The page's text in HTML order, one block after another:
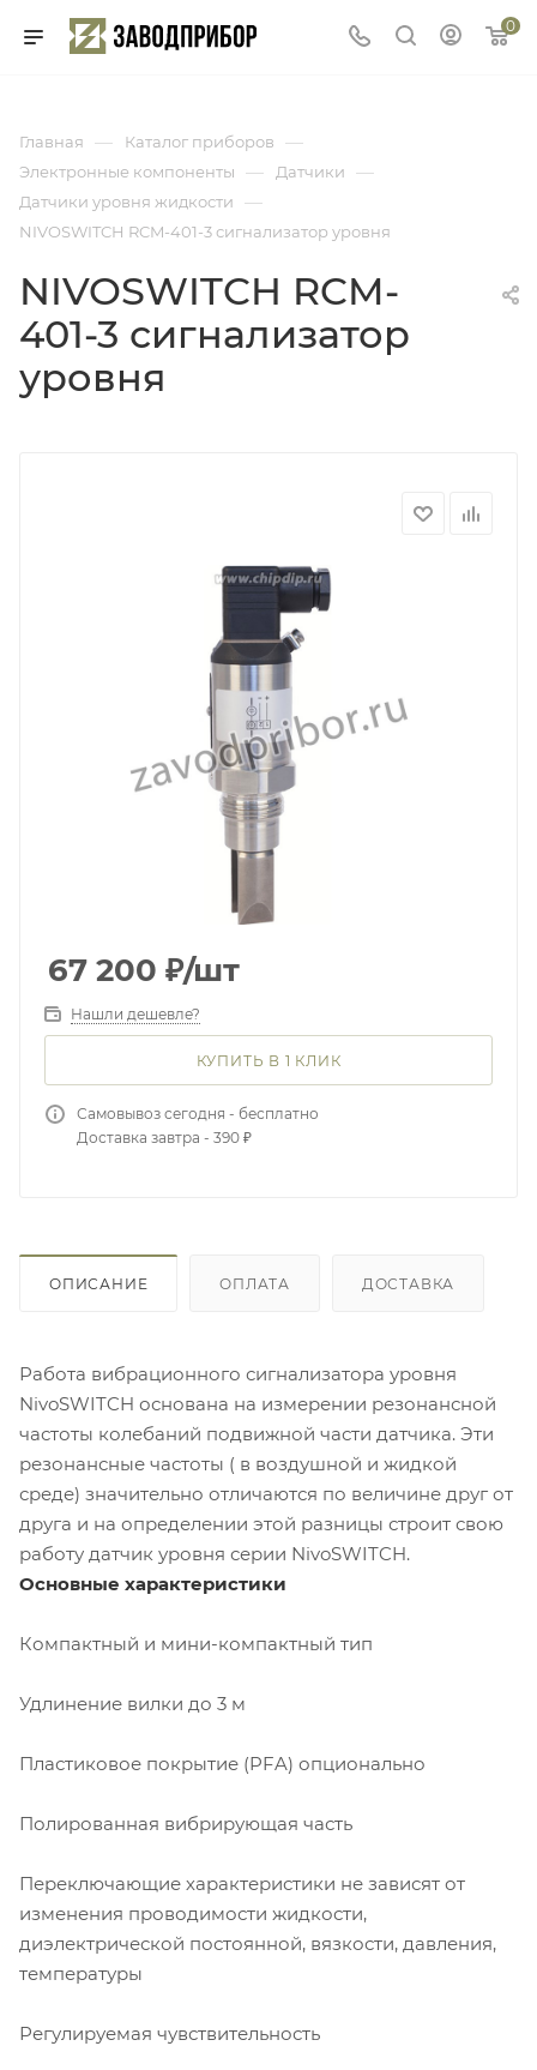
0
Главная — Каталог приборов —
Электронные компоненты — Датчики —
Датчики уровня жидкости —
NIVOSWITCH RCM-401-3 сигнализатор уровня
NIVOSWITCH RCM-
401-3 сигнализатор
уровня
67 200 ₽/шт
Нашли дешевле?
КУПИТЬ В 1 КЛИК
Самовывоз сегодня - бесплатно
Доставка завтра - 390 ₽
ОПИСАНИЕ ОПЛАТА ДОСТАВКА
Работа вибрационного сигнализатора уровня
NivoSWITCH основана на измерении резонансной
частоты колебаний подвижной части датчика. Эти
резонансные частоты ( в воздушной и жидкой
среде) значительно отличаются по величине друг от
друга и на определении этой разницы строит свою
работу датчик уровня серии NivoSWITCH.
Основные характеристики
Компактный и мини-компактный тип
Удлинение вилки до 3 м
Пластиковое покрытие (PFA) опционально
Полированная вибрирующая часть
Переключающие характеристики не зависят от
изменения проводимости жидкости,
диэлектрической постоянной, вязкости, давления,
температуры
Регулируемая чувствительность